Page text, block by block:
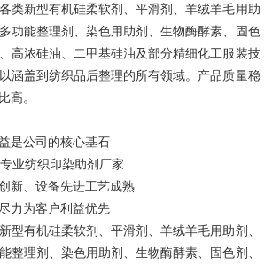
类新型有机硅柔软剂、平滑剂、羊绒羊毛用助
功能整理剂、染色用助剂、生物酶酵素、固色
高浓硅油、二甲基硅油及部分精细化工服装技
涵盖到纺织品后整理的所有领域。产品质量稳
高。
是公司的核心基石
业纺织印染助剂厂家
新、设备先进工艺成熟
力为客户利益优先
型有机硅柔软剂、平滑剂、羊绒羊毛用助剂、
整理剂、染色用助剂、生物酶酵素、固色剂、